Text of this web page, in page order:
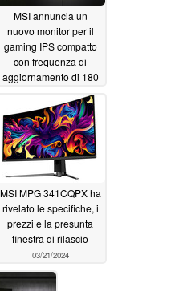
MSI annuncia un
nuovo monitor per il
gaming IPS compatto
con frequenza di
aggiornamento di 180
Hz e supporto VRR
03/21/2024
MSI MPG 341CQPX ha
rivelato le specifiche, i
prezzi e la presunta
finestra di rilascio
03/21/2024